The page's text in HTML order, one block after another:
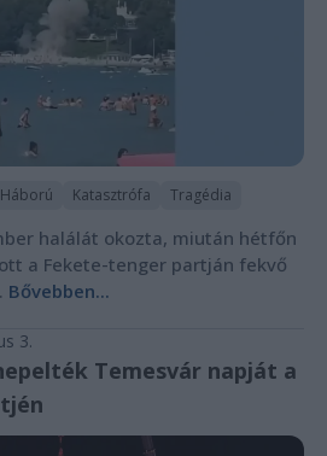
Háború Katasztrófa Tragédia
halálát okozta, miután hétfőn
a Fekete-tenger partján fekvő
Bővebben...
3.
Temesvár napját a